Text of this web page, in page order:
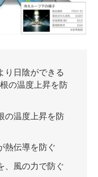
り日陰ができる
の温度上昇を防
の温度上昇を防
熱伝導を防ぐ
、風の力で防ぐ